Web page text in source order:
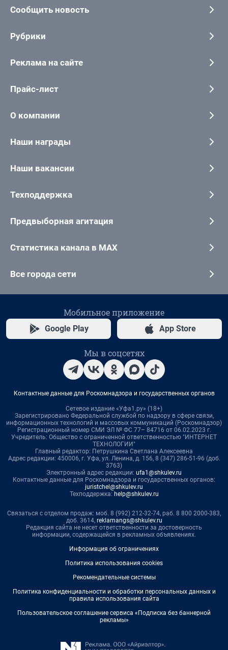
Сообщить новость
Рубрики
Реклама на сайте
Прайс-лист
О компании
Наши награды
Наши вакансии
Техподдержка
Предвыборная агитация
Статистика канала в MAX
Все города сети
Мобильное приложение
Google Play App Store
Мы в соцсетях
Контактные данные для Роскомнадзора и государственных органов
Сетевое издание «Уфа1.ру» (18+)
Зарегистрировано Федеральной службой по надзору в сфере связи,
информационных технологий и массовых коммуникаций (Роскомнадзор)
Регистрационный номер СМИ ЭЛ № ФС 77– 84716 от 06.02.2023 г.
Учредитель: Общество с ограниченной ответственностью "ИНТЕРНЕТ
ТЕХНОЛОГИИ"
Главный редактор: Петрушкина Светлана Алексеевна
Адрес редакции: 450006, г. Уфа, ул. Ленина, д. 156, 8 (347) 286-51-96 (доб.
3763)
Электронный адрес редакции: ufa1@shkulev.ru
Контактные данные для Роскомнадзора и государственных органов:
juristchel@shkulev.ru
Техподдержка: help@shkulev.ru
Связаться с отделом продаж: моб. 8 (992) 212-32-74, раб. 8 800 2000-383,
доб. 3614, reklamangs@shkulev.ru
Редакция сайта не несет ответственности за достоверность
информации, содержащейся в рекламных объявлениях.
Информация об ограничениях
Политика использования cookies
Рекомендательные системы
Политика конфиденциальности и обработки персональных данных и
правила использования сайта
Пользовательское соглашение сервиса «Подписка без баннерной
рекламы»